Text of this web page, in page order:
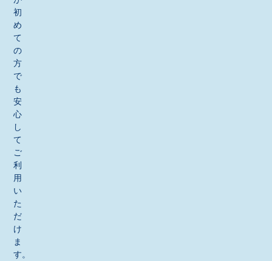
初
め
て
の
方
で
も
安
心
し
て
ご
利
用
い
た
だ
け
ま
す。